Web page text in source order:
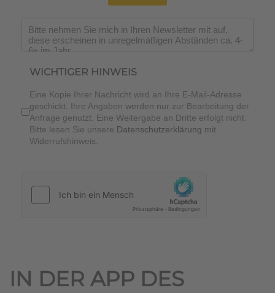
Wichtiger Hinweis*
WICHTIGER HINWEIS
Eine Kopie Ihrer Nachricht wird an Ihre E-Mail-Adresse
geschickt. Ihre Angaben werden nur zur Bearbeitung der
Anfrage genutzt. Eine Weitergabe an Dritte erfolgt nicht.
Bitte lesen Sie unsere Datenschutzerklärung mit
Widerrufshinweis.
IN DER APP DES